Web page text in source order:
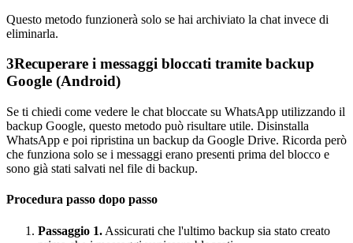
Questo metodo funzionerà solo se hai archiviato la chat invece di
eliminarla.
3Recuperare i messaggi bloccati tramite backup
Google (Android)
Se ti chiedi come vedere le chat bloccate su WhatsApp utilizzando il
backup Google, questo metodo può risultare utile. Disinstalla
WhatsApp e poi ripristina un backup da Google Drive. Ricorda però
che funziona solo se i messaggi erano presenti prima del blocco e
sono già stati salvati nel file di backup.
Procedura passo dopo passo
Passaggio 1. Assicurati che l'ultimo backup sia stato creato